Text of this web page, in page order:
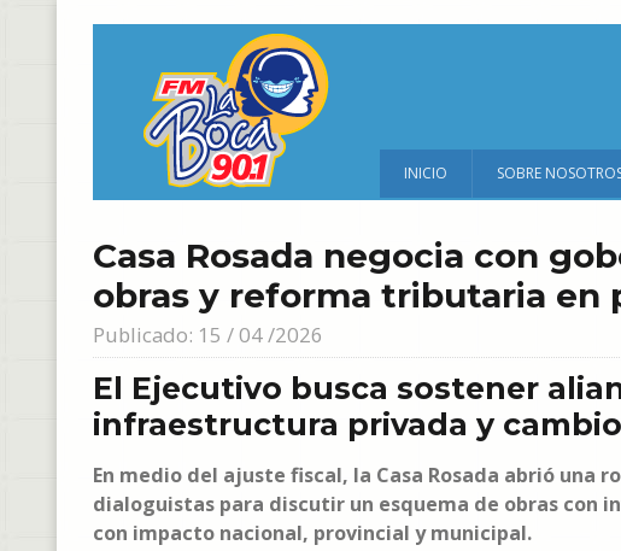
INICIO SOBRE
Casa Rosada negocia con
obras y reforma tributaria en
Publicado: 15 / 04 /2026
El Ejecutivo busca sostener
infraestructura privada y
En medio del ajuste fiscal, la Casa Rosada abrió una
dialoguistas para discutir un esquema de obras
con impacto nacional, provincial y municipal.